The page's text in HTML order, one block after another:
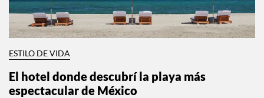
ESTILO DE VIDA
El hotel donde descubrí la playa más
espectacular de México